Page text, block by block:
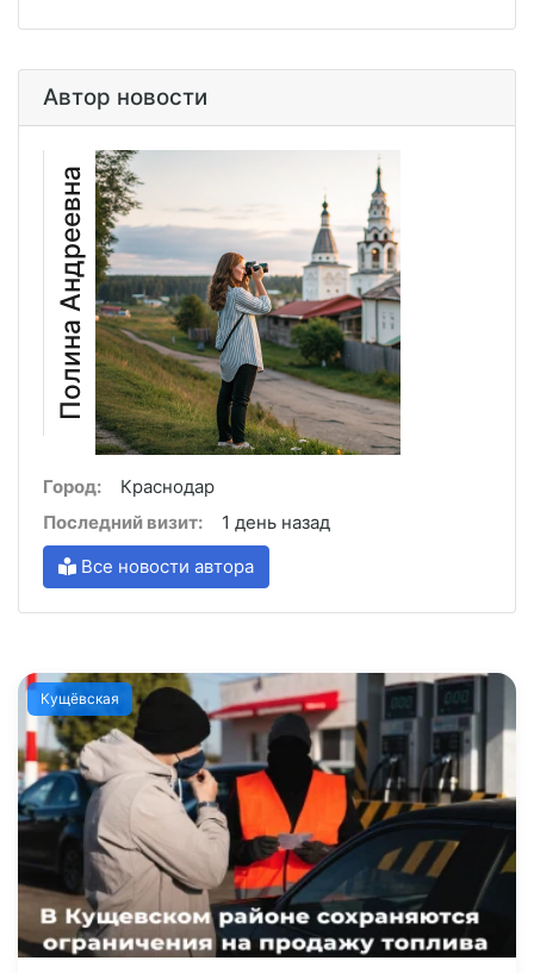
Автор новости
Полина Андреевна
Город:
Краснодар
Последний визит:
1 день назад
Все новости автора
Кущёвская